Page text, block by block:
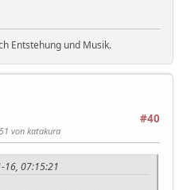
Entstehung und Musik.
#40
von katakura
07:15:21